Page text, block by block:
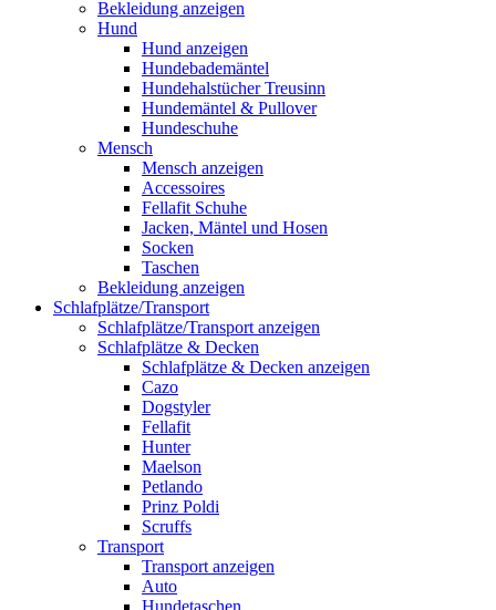
Bekleidung anzeigen
Hund
Hund anzeigen
Hundebademäntel
Hundehalstücher Treusinn
Hundemäntel & Pullover
Hundeschuhe
Mensch
Mensch anzeigen
Accessoires
Fellafit Schuhe
Jacken, Mäntel und Hosen
Socken
Taschen
Bekleidung anzeigen
Schlafplätze/Transport
Schlafplätze/Transport anzeigen
Schlafplätze & Decken
Schlafplätze & Decken anzeigen
Cazo
Dogstyler
Fellafit
Hunter
Maelson
Petlando
Prinz Poldi
Scruffs
Transport
Transport anzeigen
Auto
Hundetaschen